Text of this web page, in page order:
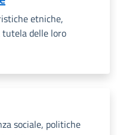
etniche,
delle loro
sociale, politiche